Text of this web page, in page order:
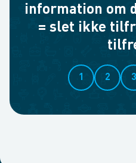
information om
= slet ikke
1 2 3